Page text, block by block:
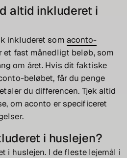
altid inkluderet i
inkluderet som aconto-
fast månedligt beløb, som
om året. Hvis dit faktiske
beløbet, får du penge
du differencen. Tjek altid
om aconto er specificeret
i huslejen?
i huslejen. I de fleste lejemål i